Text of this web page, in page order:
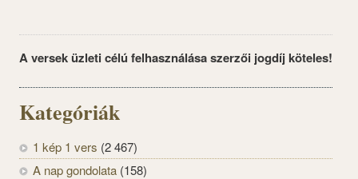
A versek üzleti célú felhasználása szerzői jogdíj köteles!
Kategóriák
1 kép 1 vers (2 467)
A nap gondolata (158)